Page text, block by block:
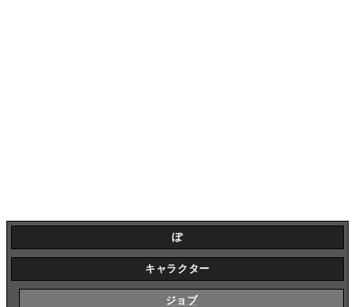
ぽ
キャラクター
ジョブ